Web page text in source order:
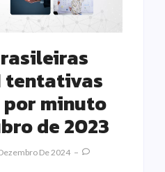
tentativas
minuto
de 2023
De 2024